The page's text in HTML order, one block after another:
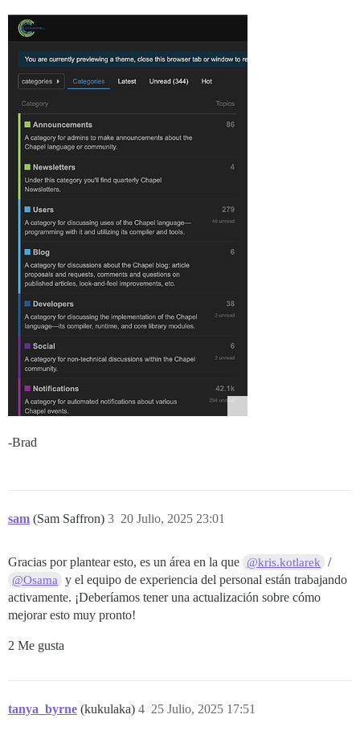
-Brad
sam (Sam Saffron) 20 Julio, 2025 23:01
3
Gracias por plantear esto, es un área en la que @kris.kotlarek /
@Osama
y el equipo de experiencia del personal están trabajando
activamente. ¡Deberíamos tener una actualización sobre cómo
mejorar esto muy pronto!
2 Me gusta
tanya_byrne (kukulaka) 25 Julio, 2025 17:51
4